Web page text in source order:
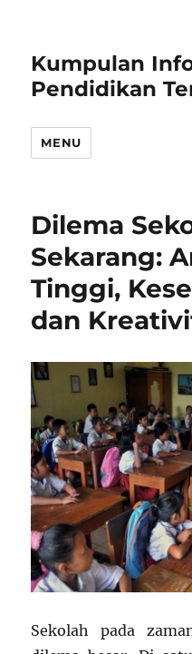
Kumpulan
Pendidikan
MENU
Dilema
Sekarang:
Tinggi,
dan
Sekolah pada